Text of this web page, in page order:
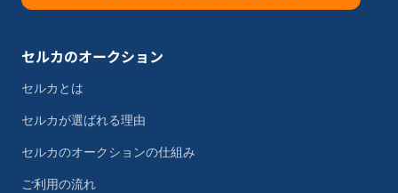
セルカのオークション
セルカとは
セルカが選ばれる理由
セルカのオークションの仕組み
ご利用の流れ